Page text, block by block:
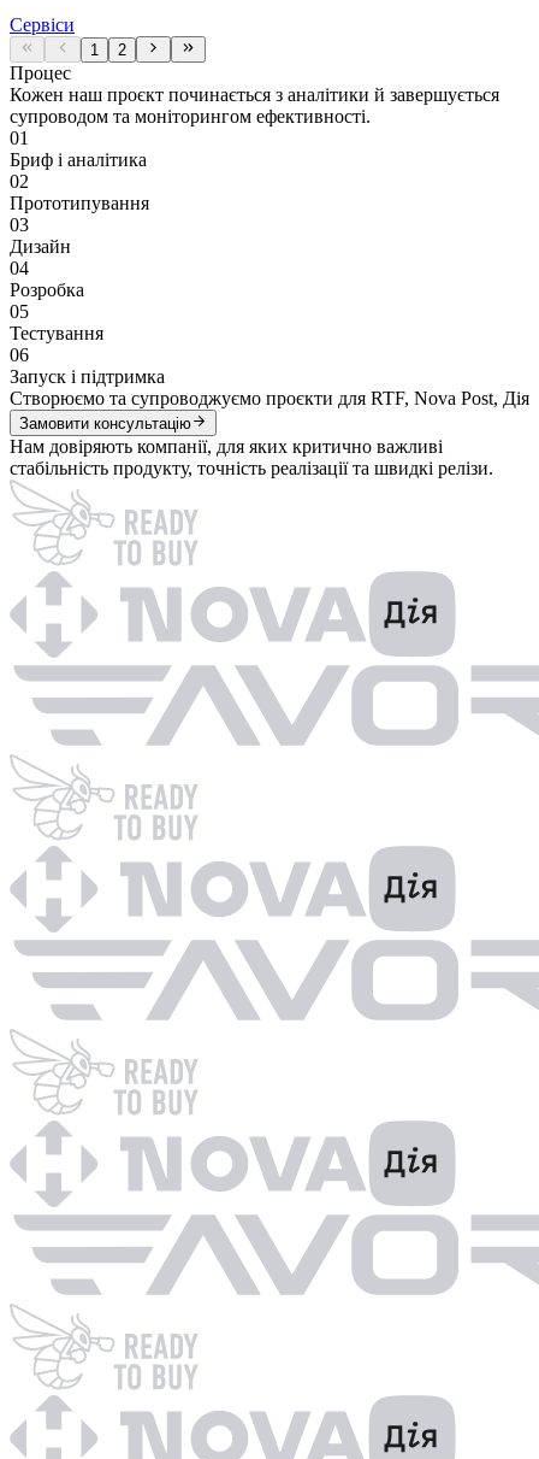
Сервіси
1 2
Процес
Кожен наш проєкт починається з аналітики й завершується
супроводом та моніторингом ефективності.
01
Бриф і аналітика
02
Прототипування
03
Дизайн
04
Розробка
05
Тестування
06
Запуск і підтримка
Створюємо та супроводжуємо проєкти для RTF, Nova Post, Дія
Замовити консультацію
Нам довіряють компанії, для яких критично важливі
стабільність продукту, точність реалізації та швидкі релізи.